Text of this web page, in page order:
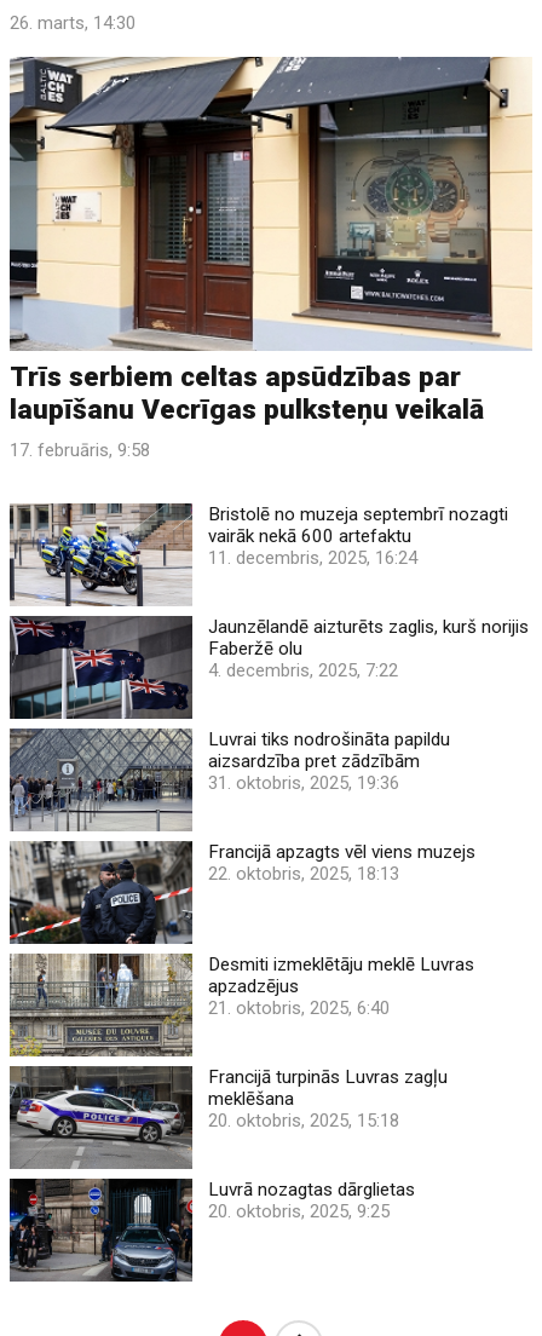
26. marts, 14:30
Trīs serbiem celtas apsūdzības par
laupīšanu Vecrīgas pulksteņu veikalā
17. februāris, 9:58
Bristolē no muzeja septembrī nozagti
vairāk nekā 600 artefaktu
11. decembris, 2025, 16:24
Jaunzēlandē aizturēts zaglis, kurš norijis
Faberžē olu
4. decembris, 2025, 7:22
Luvrai tiks nodrošināta papildu
aizsardzība pret zādzībām
31. oktobris, 2025, 19:36
Francijā apzagts vēl viens muzejs
22. oktobris, 2025, 18:13
Desmiti izmeklētāju meklē Luvras
apzadzējus
21. oktobris, 2025, 6:40
Francijā turpinās Luvras zagļu
meklēšana
20. oktobris, 2025, 15:18
Luvrā nozagtas dārglietas
20. oktobris, 2025, 9:25